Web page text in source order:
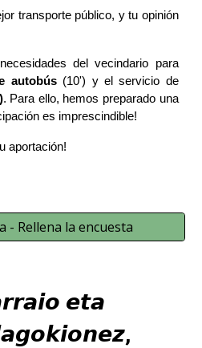
transporte público, y tu opinión
del vecindario para
autobús(10') y el servicio de
. Para ello, hemos preparado una
es imprescindible!
aportación!
- Rellena la encuesta
𝙚𝙩𝙖